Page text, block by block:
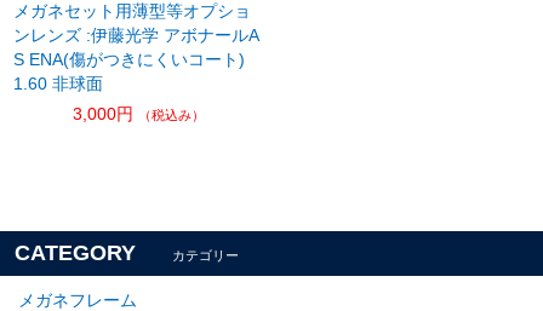
メガネセット用薄型等オプショ
ンレンズ :伊藤光学 アボナールA
S ENA(傷がつきにくいコート)
1.60 非球面
3,000円
（税込み）
CATEGORY カテゴリー
メガネフレーム